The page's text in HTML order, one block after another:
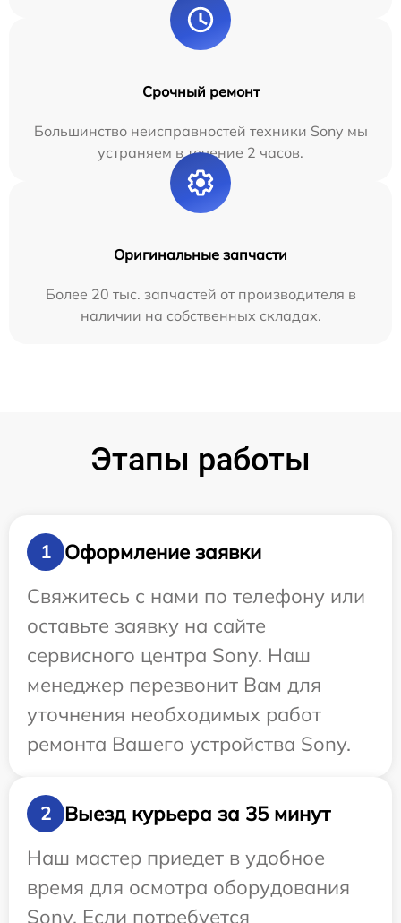
Срочный ремонт
Большинство неисправностей техники Sony мы
устраняем в течение 2 часов.
Оригинальные запчасти
Более 20 тыс. запчастей от производителя в
наличии на собственных складах.
Этапы работы
1
Оформление заявки
Свяжитесь с нами по телефону или
оставьте заявку на сайте
сервисного центра Sony. Наш
менеджер перезвонит Вам для
уточнения необходимых работ
ремонта Вашего устройства Sony.
2
Выезд курьера за 35 минут
Наш мастер приедет в удобное
время для осмотра оборудования
Sony. Если потребуется